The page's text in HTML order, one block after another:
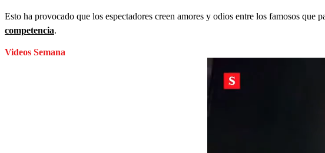
Esto ha provocado que los espectadores creen amores y odios entre los famosos que
competencia.
Videos Semana